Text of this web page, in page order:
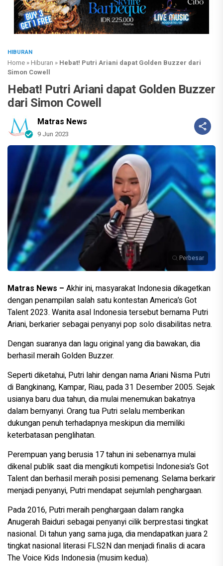
HIBURAN
Home »Hiburan » Hebat! Putri Ariani dapat Golden Buzzer dari
Simon Cowell
Hebat! Putri Ariani dapat Golden Buzzer
dari Simon Cowell
Matras News
9 Jun 2023
Perbesar
Matras News – Akhir ini, masyarakat Indonesia dikagetkan
dengan penampilan salah satu kontestan America’s Got
Talent 2023. Wanita asal Indonesia tersebut bernama Putri
Ariani, berkarier sebagai penyanyi pop solo disabilitas netra.
Dengan suaranya dan lagu original yang dia bawakan, dia
berhasil meraih Golden Buzzer.
Seperti diketahui, Putri lahir dengan nama Ariani Nisma Putri
di Bangkinang, Kampar, Riau, pada 31 Desember 2005. Sejak
usianya baru dua tahun, dia mulai menemukan bakatnya
dalam bernyanyi. Orang tua Putri selalu memberikan
dukungan penuh terhadapnya meskipun dia memiliki
keterbatasan penglihatan.
Perempuan yang berusia 17 tahun ini sebenarnya mulai
dikenal publik saat dia mengikuti kompetisi Indonesia’s Got
Talent dan berhasil meraih posisi pemenang. Selama berkarir
menjadi penyanyi, Putri mendapat sejumlah penghargaan.
Pada 2016, Putri meraih penghargaan dalam rangka
Anugerah Baiduri sebagai penyanyi cilik berprestasi tingkat
nasional. Di tahun yang sama juga, dia mendapatkan juara 2
tingkat nasional literasi FLS2N dan menjadi finalis di acara
The Voice Kids Indonesia (musim kedua).